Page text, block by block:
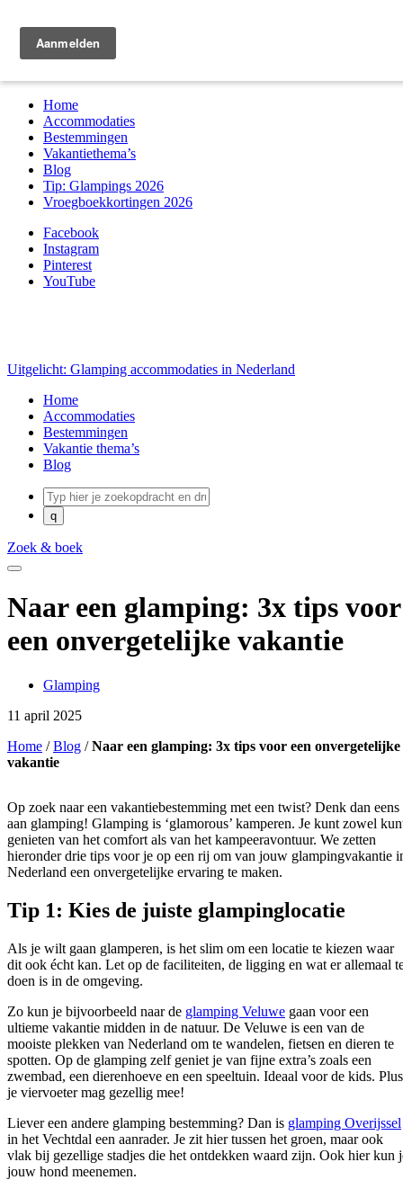
Home
Accommodaties
Bestemmingen
Vakantiethema’s
Blog
Tip: Glampings 2026
Vroegboekkortingen 2026
Facebook
Instagram
Pinterest
YouTube
Uitgelicht: Glamping accommodaties in Nederland
Home
Accommodaties
Bestemmingen
Vakantie thema’s
Blog
Zoek & boek
Naar een glamping: 3x tips voor
een onvergetelijke vakantie
Glamping
11 april 2025
Home /Blog /Naar een glamping: 3x tips voor een onvergetelijke
vakantie
Op zoek naar een vakantiebestemming met een twist? Denk dan eens
aan glamping! Glamping is ‘glamorous’ kamperen. Je kunt zowel
genieten van het comfort als van het kampeeravontuur. We zetten
hieronder drie tips voor je op een rij om van jouw glampingvakantie
Nederland een onvergetelijke ervaring te maken.
Tip 1: Kies de juiste glampinglocatie
Als je wilt gaan glamperen, is het slim om een locatie te kiezen waar
dit ook écht kan. Let op de faciliteiten, de ligging en wat er allemaal
doen is in de omgeving.
Zo kun je bijvoorbeeld naar de glamping Veluwe gaan voor een
ultieme vakantie midden in de natuur. De Veluwe is een van de
mooiste plekken van Nederland om te wandelen, fietsen en dieren te
spotten. Op de glamping zelf geniet je van fijne extra’s zoals een
zwembad, een dierenhoeve en een speeltuin. Ideaal voor de kids.
je viervoeter mag gezellig mee!
Liever een andere glamping bestemming? Dan is glamping Overijssel
in het Vechtdal een aanrader. Je zit hier tussen het groen, maar ook
vlak bij gezellige stadjes die het ontdekken waard zijn. Ook hier kun
jouw hond meenemen.